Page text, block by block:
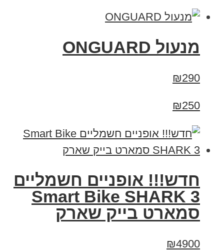
מנעול ONGUARD
₪290
₪250
חדש!!! אופניים חשמליים
Smart Bike SHARK 3
סמארט בייק שארק
₪4900